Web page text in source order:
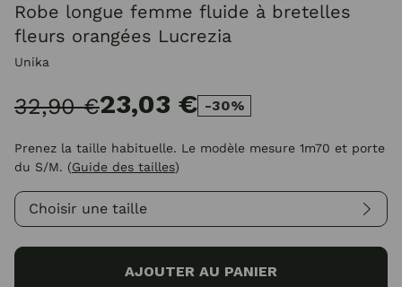
Robe longue femme fluide à bretelles
fleurs orangées Lucrezia
Unika
32,90 €23,03 € -30%
Prenez la taille habituelle. Le modèle mesure 1m70 et porte
du S/M. (Guide des tailles)
Choisir une taille
AJOUTER AU PANIER